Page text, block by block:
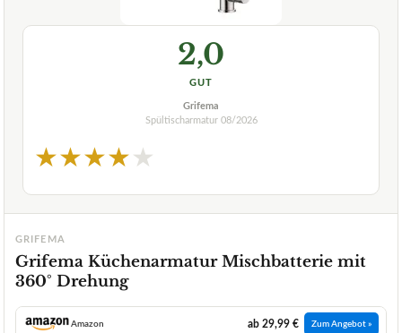
2,0
GUT
Grifema
Spültischarmatur 08/2026
★★★★★
GRIFEMA
Grifema Küchenarmatur Mischbatterie mit
360° Drehung
Amazon ab 29,99 € Zum Angebot »